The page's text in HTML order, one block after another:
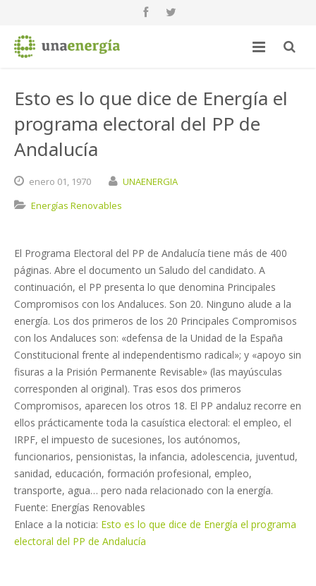
Esto es lo que dice de Energía el
programa electoral del PP de
Andalucía
enero 01, 1970
UNAENERGIA
Energías Renovables
El Programa Electoral del PP de Andalucía tiene más de 400
páginas. Abre el documento un Saludo del candidato. A
continuación, el PP presenta lo que denomina Principales
Compromisos con los Andaluces. Son 20. Ninguno alude a la
energía. Los dos primeros de los 20 Principales Compromisos
con los Andaluces son: «defensa de la Unidad de la España
Constitucional frente al independentismo radical»; y «apoyo sin
fisuras a la Prisión Permanente Revisable» (las mayúsculas
corresponden al original). Tras esos dos primeros
Compromisos, aparecen los otros 18. El PP andaluz recorre en
ellos prácticamente toda la casuística electoral: el empleo, el
IRPF, el impuesto de sucesiones, los autónomos,
funcionarios, pensionistas, la infancia, adolescencia, juventud,
sanidad, educación, formación profesional, empleo,
transporte, agua… pero nada relacionado con la energía.
Fuente: Energías Renovables
Enlace a la noticia: Esto es lo que dice de Energía el programa
electoral del PP de Andalucía